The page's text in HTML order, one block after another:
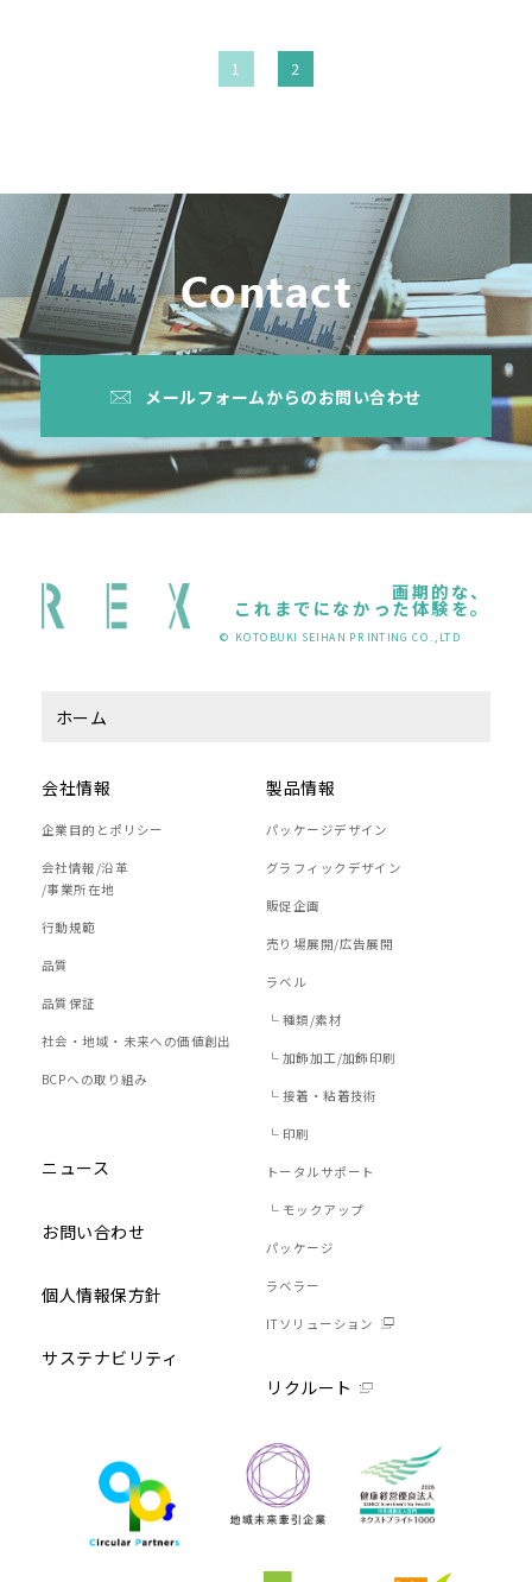
1 2
Contact
メールフォームからのお問い合わせ
画期的な、
これまでになかった体験を。
© KOTOBUKI SEIHAN PRINTING CO.,LTD
ホーム
会社情報
企業目的とポリシー
会社情報/沿革
/事業所在地
行動規範
品質
品質保証
社会・地域・未来への価値創出
BCPへの取り組み
ニュース
お問い合わせ
個人情報保方針
サステナビリティ
製品情報
パッケージデザイン
グラフィックデザイン
販促企画
売り場展開/広告展開
ラベル
└ 種類/素材
└ 加飾加工/加飾印刷
└ 接着・粘着技術
└ 印刷
トータルサポート
└ モックアップ
パッケージ
ラベラー
ITソリューション
リクルート